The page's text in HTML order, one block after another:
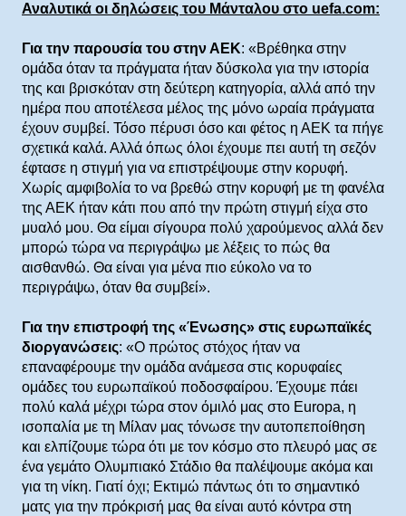
Αναλυτικά οι δηλώσεις του Μάνταλου στο uefa.com:
Για την παρουσία του στην ΑΕΚ: «Βρέθηκα στην
ομάδα όταν τα πράγματα ήταν δύσκολα για την ιστορία
της και βρισκόταν στη δεύτερη κατηγορία, αλλά από την
ημέρα που αποτέλεσα μέλος της μόνο ωραία πράγματα
έχουν συμβεί. Τόσο πέρυσι όσο και φέτος η ΑΕΚ τα πήγε
σχετικά καλά. Αλλά όπως όλοι έχουμε πει αυτή τη σεζόν
έφτασε η στιγμή για να επιστρέψουμε στην κορυφή.
Χωρίς αμφιβολία το να βρεθώ στην κορυφή με τη φανέλα
της ΑΕΚ ήταν κάτι που από την πρώτη στιγμή είχα στο
μυαλό μου. Θα είμαι σίγουρα πολύ χαρούμενος αλλά δεν
μπορώ τώρα να περιγράψω με λέξεις το πώς θα
αισθανθώ. Θα είναι για μένα πιο εύκολο να το
περιγράψω, όταν θα συμβεί».
Για την επιστροφή της «Ένωσης» στις ευρωπαϊκές
διοργανώσεις: «Ο πρώτος στόχος ήταν να
επαναφέρουμε την ομάδα ανάμεσα στις κορυφαίες
ομάδες του ευρωπαϊκού ποδοσφαίρου. Έχουμε πάει
πολύ καλά μέχρι τώρα στον όμιλό μας στο Europa, η
ισοπαλία με τη Μίλαν μας τόνωσε την αυτοπεποίθηση
και ελπίζουμε τώρα ότι με τον κόσμο στο πλευρό μας σε
ένα γεμάτο Ολυμπιακό Στάδιο θα παλέψουμε ακόμα και
για τη νίκη. Γιατί όχι; Εκτιμώ πάντως ότι το σημαντικό
ματς για την πρόκρισή μας θα είναι αυτό κόντρα στη